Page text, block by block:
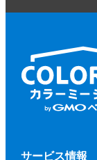
サービス情報